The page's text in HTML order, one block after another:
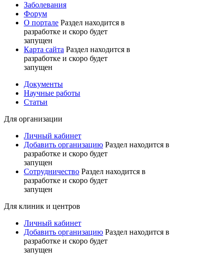
Заболевания
Форум
О портале Раздел находится в
разработке и скоро будет
запущен
Карта сайта Раздел находится в
разработке и скоро будет
запущен
Документы
Научные работы
Статьи
Для организации
Личный кабинет
Добавить организацию Раздел находится в
разработке и скоро будет
запущен
Сотрудничество Раздел находится в
разработке и скоро будет
запущен
Для клиник и центров
Личный кабинет
Добавить организацию Раздел находится в
разработке и скоро будет
запущен